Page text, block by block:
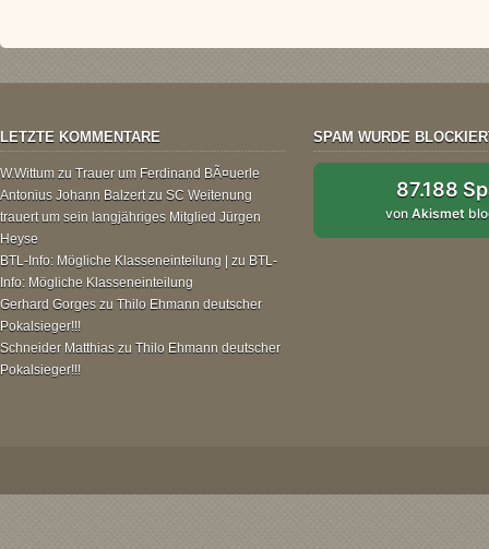
LETZTE KOMMENTARE
W.Wittum zu Trauer um Ferdinand BÃ¤uerle
Antonius Johann Balzertzu SC Weitenung
trauert um sein langjähriges Mitglied Jürgen
Heyse
BTL-Info: Mögliche Klasseneinteilung | zu BTL-
Info: Mögliche Klasseneinteilung
Gerhard Gorges zu Thilo Ehmann deutscher
Pokalsieger!!!
Schneider Matthias zu Thilo Ehmann deutscher
Pokalsieger!!!
SPAM WURDE
87.188
vonAkismet